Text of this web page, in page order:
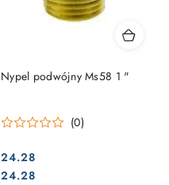
Nypel podwójny Ms58 ​​1 "
(0)
Cena:
24.28
Cena:
24.28